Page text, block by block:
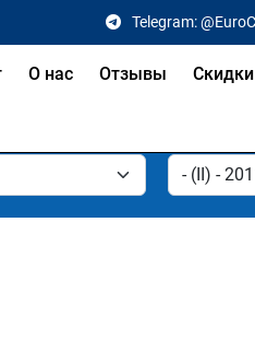
Telegram:
О нас Отзывы Скидки